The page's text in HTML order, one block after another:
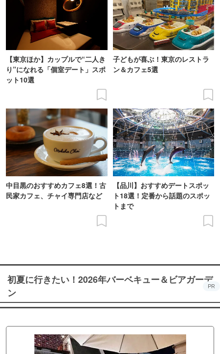
【東京ほか】カップルで“二人き
り”になれる「個室デート」スポ
ット10選
子どもが喜ぶ！東京のレストラ
ン＆カフェ5選
中目黒のおすすめカフェ8選！古
民家カフェ、チャイ専門店など
【品川】おすすめデートスポッ
ト18選！定番から話題のスポッ
トまで
初夏に行きたい！2026年バーベキュー＆ビアガーデ
ン
PR